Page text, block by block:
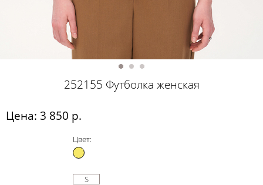
252155 Футболка женская
Цена: 3 850 р.
Цвет:
S